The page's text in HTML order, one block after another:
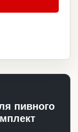
пивного